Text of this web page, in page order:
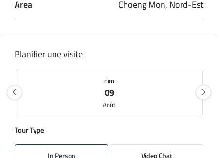
Area Choeng Mon, Nord-Est
Planifier une visite
dim
09
Août
10
Tour Type
In Person Video Chat